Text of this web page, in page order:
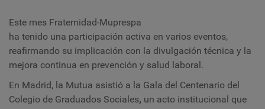
Este mes Fraternidad-Muprespa
ha tenido una participación activa en varios eventos,
reafirmando su implicación con la divulgación técnica y la
mejora continua en prevención y salud laboral.
En Madrid, la Mutua asistió a la Gala del Centenario del
Colegio de Graduados Sociales, un acto institucional que